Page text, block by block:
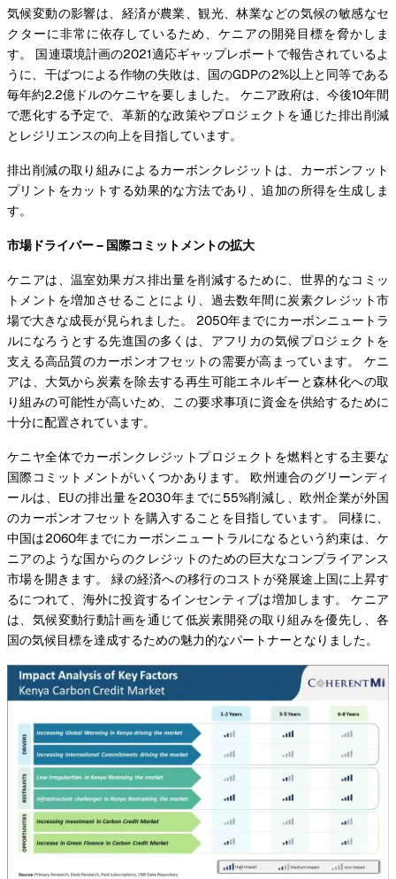
気候変動の影響は、経済が農業、観光、林業などの気候の敏感なセ
クターに非常に依存しているため、ケニアの開発目標を脅かしま
す。 国連環境計画の2021適応ギャップレポートで報告されているよ
うに、干ばつによる作物の失敗は、国のGDPの2%以上と同等である
毎年約2.2億ドルのケニヤを要しました。 ケニア政府は、今後10年間
で悪化する予定で、革新的な政策やプロジェクトを通じた排出削減
とレジリエンスの向上を目指しています。
排出削減の取り組みによるカーボンクレジットは、カーボンフット
プリントをカットする効果的な方法であり、追加の所得を生成しま
す。
市場ドライバー – 国際コミットメントの拡大
ケニアは、温室効果ガス排出量を削減するために、世界的なコミッ
トメントを増加させることにより、過去数年間に炭素クレジット市
場で大きな成長が見られました。 2050年までにカーボンニュートラ
ルになろうとする先進国の多くは、アフリカの気候プロジェクトを
支える高品質のカーボンオフセットの需要が高まっています。 ケニ
アは、大気から炭素を除去する再生可能エネルギーと森林化への取
り組みの可能性が高いため、この要求事項に資金を供給するために
十分に配置されています。
ケニヤ全体でカーボンクレジットプロジェクトを燃料とする主要な
国際コミットメントがいくつかあります。 欧州連合のグリーンディ
ールは、EUの排出量を2030年までに55%削減し、欧州企業が外国
のカーボンオフセットを購入することを目指しています。 同様に、
中国は2060年までにカーボンニュートラルになるという約束は、ケ
ニアのような国からのクレジットのための巨大なコンプライアンス
市場を開きます。 緑の経済への移行のコストが発展途上国に上昇す
るにつれて、海外に投資するインセンティブは増加します。 ケニア
は、気候変動行動計画を通じて低炭素開発の取り組みを優先し、各
国の気候目標を達成するための魅力的なパートナーとなりました。